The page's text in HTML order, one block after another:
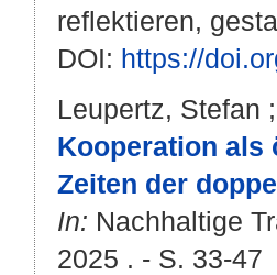
reflektieren,
DOI: https://
Leupertz, Stefan
Kooperation als
Zeiten der
In: Nachhaltige
2025 . - S. 33-47